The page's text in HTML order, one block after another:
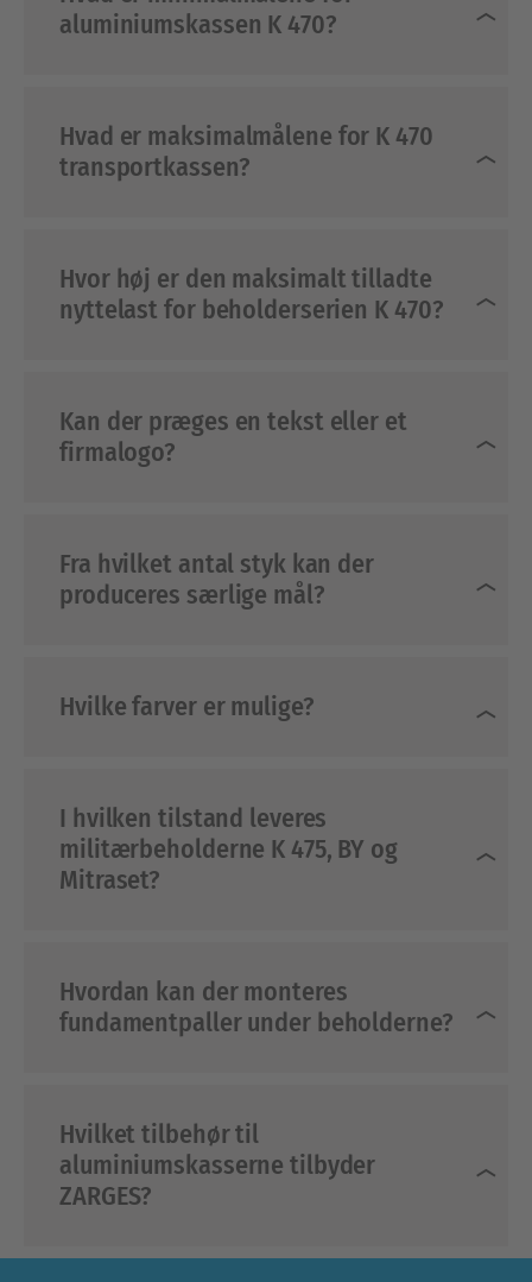
aluminiumskassen K 470?
Hvad er maksimalmålene for K 470
transportkassen?
Hvor høj er den maksimalt tilladte
nyttelast for beholderserien K 470?
Kan der præges en tekst eller et
firmalogo?
Fra hvilket antal styk kan der
produceres særlige mål?
Hvilke farver er mulige?
I hvilken tilstand leveres
militærbeholderne K 475, BY og
Mitraset?
Hvordan kan der monteres
fundamentpaller under beholderne?
Hvilket tilbehør til
aluminiumskasserne tilbyder
ZARGES?